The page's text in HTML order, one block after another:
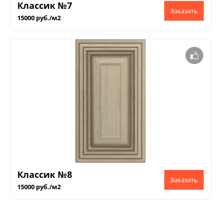
Классик №7
15000 руб./м2
Классик №8
15000 руб./м2